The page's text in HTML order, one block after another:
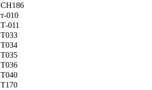
СН186
т-010
Т-011
Т033
Т034
Т035
Т036
Т040
Т170